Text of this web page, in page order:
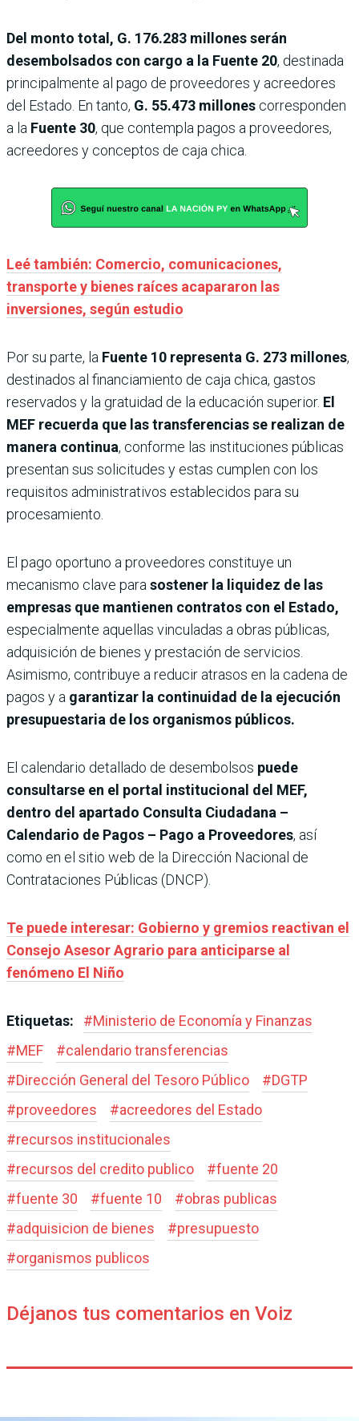
Del monto total, G. 176.283 millones serán
desembolsados con cargo a la Fuente 20, destinada
principalmente al pago de proveedores y acreedores
del Estado. En tanto, G. 55.473 millones corresponden
a la Fuente 30, que contempla pagos a proveedores,
acreedores y conceptos de caja chica.
Leé también: Comercio, comunicaciones,
transporte y bienes raíces acapararon las
inversiones, según estudio
Por su parte, la Fuente 10 representa G. 273 millones,
destinados al financiamiento de caja chica, gastos
reservados y la gratuidad de la educación superior. El
MEF recuerda que las transferencias se realizan de
manera continua, conforme las instituciones públicas
presentan sus solicitudes y estas cumplen con los
requisitos administrativos establecidos para su
procesamiento.
El pago oportuno a proveedores constituye un
mecanismo clave parasostener la liquidez de las
empresas que mantienen contratos con el Estado,
especialmente aquellas vinculadas a obras públicas,
adquisición de bienes y prestación de servicios.
Asimismo, contribuye a reducir atrasos en la cadena de
pagos y a garantizar la continuidad de la ejecución
presupuestaria de los organismos públicos.
El calendario detallado de desembolsos puede
consultarse en el portal institucional del MEF,
dentro del apartado Consulta Ciudadana –
Calendario de Pagos – Pago a Proveedores, así
como en el sitio web de la Dirección Nacional de
Contrataciones Públicas (DNCP).
Te puede interesar: Gobierno y gremios reactivan el
Consejo Asesor Agrario para anticiparse al
fenómeno El Niño
Etiquetas: #Ministerio de Economía y Finanzas
#MEF #calendario transferencias
#Dirección General del Tesoro Público #DGTP
#proveedores #acreedores del Estado
#recursos institucionales
#recursos del credito publico #fuente 20
#fuente 30 #fuente 10 #obras publicas
#adquisicion de bienes #presupuesto
#organismos publicos
Déjanos tus comentarios en Voiz